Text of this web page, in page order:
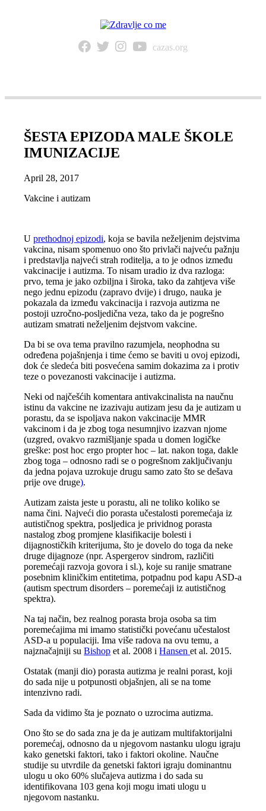
cazas.org
ŠESTA EPIZODA MALE ŠKOLE
IMUNIZACIJE
April 28, 2017
Vakcine i autizam
Uprethodnoj epizodi, koja se bavila neželjenim dejstvima
vakcina, nisam spomenuo ono što privlači najveću pažnju
i predstavlja najveći strah roditelja, a to je odnos između
vakcinacije i autizma. To nisam uradio iz dva razloga:
prvo, tema je jako ozbiljna i široka, tako da zahtjeva više
nego jednu epizodu (zapravo dvije) i drugo, nauka je
pokazala da između vakcinacija i razvoja autizma ne
postoji uzročno-posljedična veza, tako da je pogrešno
autizam smatrati neželjenim dejstvom vakcine.
Da bi se ova tema pravilno razumjela, neophodna su
određena pojašnjenja i time ćemo se baviti u ovoj epizodi,
dok će sledeća biti posvećena samim dokazima za i protiv
teze o povezanosti vakcinacije i autizma.
Neki od najčešćih komentara antivakcinalista na naučnu
istinu da vakcine ne izazivaju autizam jesu da je autizam u
porastu, da se ispoljava nakon vakcinacije MMR
vakcinom i da je zbog toga nesumnjivo izazvan njome
(uzgred, ovakvo razmišljanje spada u domen logičke
greške: post hoc ergo propter hoc – lat. nakon toga, dakle
zbog toga – odnosno radi se o pogrešnom zaključivanju
da jedna pojava uzrokuje drugu samo zato što se dešava
prije ove druge).
Autizam zaista jeste u porastu, ali ne toliko koliko se
nama čini. Najveći dio porasta učestalosti poremećaja iz
autističnog spektra, posljedica je prividnog porasta
nastalog zbog promjene klasifikacije bolesti i
dijagnostičkih kriterijuma, što je dovelo do toga da neke
druge dijagnoze (npr. Aspergerov sindrom, različiti
poremećaji razvoja govora i sl.), koje su ranije smatrane
posebnim kliničkim entitetima, potpadnu pod kapu ASD-a
(autism spectrum disorders – poremećaji iz autističnog
spektra).
Na taj način, bez realnog porasta broja osoba sa tim
poremećajima mi imamo statistički povećanu učestalost
ASD-a u populaciji. Ima više radova na ovu temu, a
najznačajniji suBishop et al. 2008 iHansenet al. 2015.
Ostatak (manji dio) porasta autizma je realni porast, koji
do sada nije u potpunosti objašnjen, ali se na tome
intenzivno radi.
Sada da vidimo šta je poznato o uzrocima autizma.
Ono što se do sada zna je da je autizam multifaktorijalni
poremećaj, odnosno da u njegovom nastanku ulogu igraju
kako genetski faktori, tako i faktori okoline. Naučne
studije su utvrdile da genetski faktori igraju dominantnu
ulogu u oko 60% slučajeva autizma i do sada su
identifikovana 103 gena koji mogu imati ulogu u
njegovom nastanku.